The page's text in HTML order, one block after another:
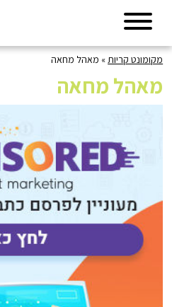
מקומונט קריות » מאהל מחאה
מאהל מחאה